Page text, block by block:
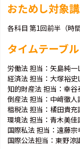
おためし対象
各科目 第1回前半（時
タイムテーブル
労働法 担当：矢島純一
経済法 担当：大塚裕史
知的財産法 担当：幸
倒産法 担当：中﨑徹人
租税法 担当：橘田貴充
環境法 担当：青木美佳
国際私法 担当：遠藤宗
国際公法担当：東野涼